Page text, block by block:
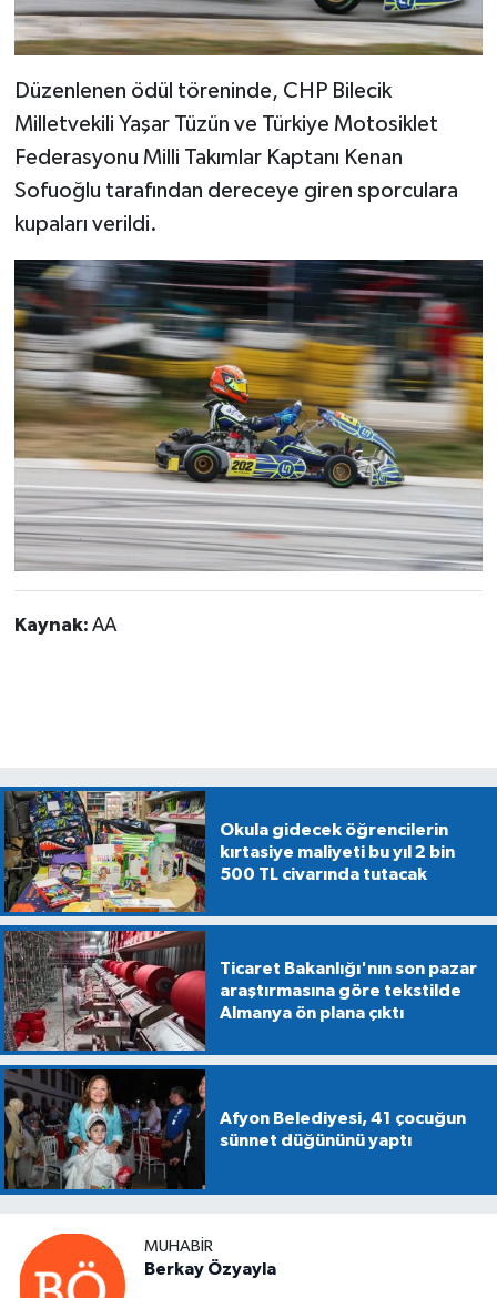
Düzenlenen ödül töreninde, CHP Bilecik
Milletvekili Yaşar Tüzün ve Türkiye Motosiklet
Federasyonu Milli Takımlar Kaptanı Kenan
Sofuoğlu tarafından dereceye giren sporculara
kupaları verildi.
Kaynak: AA
Okula gidecek öğrencilerin
kırtasiye maliyeti bu yıl 2 bin
500 TL civarında tutacak
Ticaret Bakanlığı'nın son pazar
araştırmasına göre tekstilde
Almanya ön plana çıktı
Afyon Belediyesi, 41 çocuğun
sünnet düğününü yaptı
MUHABIR
Berkay Özyayla